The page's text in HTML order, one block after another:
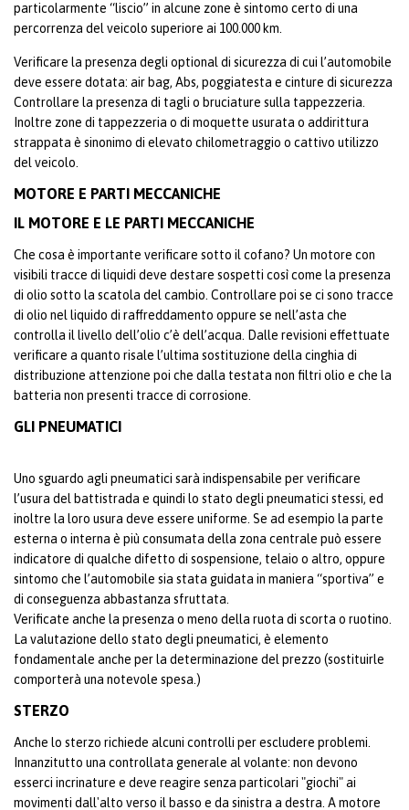
particolarmente “liscio” in alcune zone è sintomo certo di una
percorrenza del veicolo superiore ai 100.000 km.
Verificare la presenza degli optional di sicurezza di cui l’automobile
deve essere dotata: air bag, Abs, poggiatesta e cinture di sicurezza
Controllare la presenza di tagli o bruciature sulla tappezzeria.
Inoltre zone di tappezzeria o di moquette usurata o addirittura
strappata è sinonimo di elevato chilometraggio o cattivo utilizzo
del veicolo.
MOTORE E PARTI MECCANICHE
IL MOTORE E LE PARTI MECCANICHE
Che cosa è importante verificare sotto il cofano? Un motore con
visibili tracce di liquidi deve destare sospetti così come la presenza
di olio sotto la scatola del cambio. Controllare poi se ci sono tracce
di olio nel liquido di raffreddamento oppure se nell’asta che
controlla il livello dell’olio c’è dell’acqua. Dalle revisioni effettuate
verificare a quanto risale l’ultima sostituzione della cinghia di
distribuzione attenzione poi che dalla testata non filtri olio e che la
batteria non presenti tracce di corrosione.
GLI PNEUMATICI
Uno sguardo agli pneumatici sarà indispensabile per verificare
l’usura del battistrada e quindi lo stato degli pneumatici stessi, ed
inoltre la loro usura deve essere uniforme. Se ad esempio la parte
esterna o interna è più consumata della zona centrale può essere
indicatore di qualche difetto di sospensione, telaio o altro, oppure
sintomo che l’automobile sia stata guidata in maniera “sportiva” e
di conseguenza abbastanza sfruttata.
Verificate anche la presenza o meno della ruota di scorta o ruotino.
La valutazione dello stato degli pneumatici, è elemento
fondamentale anche per la determinazione del prezzo (sostituirle
comporterà una notevole spesa.)
STERZO
Anche lo sterzo richiede alcuni controlli per escludere problemi.
Innanzitutto una controllata generale al volante: non devono
esserci incrinature e deve reagire senza particolari "giochi" ai
movimenti dall'alto verso il basso e da sinistra a destra. A motore